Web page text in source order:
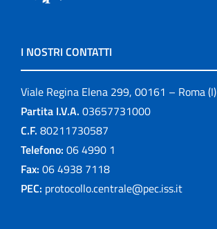
I NOSTRI CONTATTI
Viale Regina Elena 299, 00161 – Roma (I)
Partita I.V.A. 03657731000
C.F. 80211730587
Telefono: 06 4990 1
Fax: 06 4938 7118
PEC: protocollo.centrale@pec.iss.it